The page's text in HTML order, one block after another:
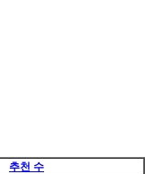
추천 수